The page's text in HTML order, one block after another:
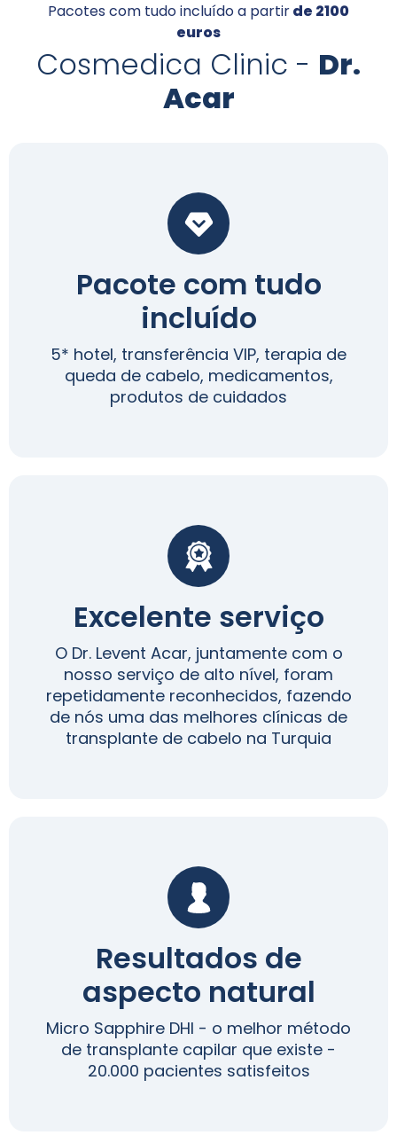
Pacotes com tudo incluído a partirde 2100
euros
Cosmedica Clinic - Dr.
Acar
Pacote com tudo
incluído
5* hotel, transferência VIP, terapia de
queda de cabelo, medicamentos,
produtos de cuidados
Excelente serviço
O Dr. Levent Acar, juntamente com o
nosso serviço de alto nível, foram
repetidamente reconhecidos, fazendo
de nós uma das melhores clínicas de
transplante de cabelo na Turquia
Resultados de
aspecto natural
Micro Sapphire DHI - o melhor método
de transplante capilar que existe -
20.000 pacientes satisfeitos